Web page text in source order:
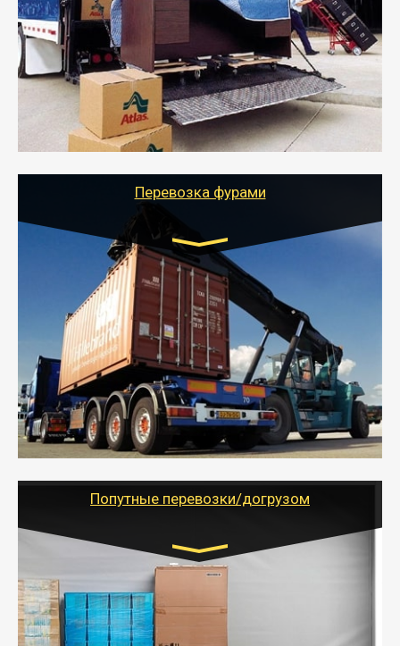
- Служебный или военный переезд может быть на
отдельном авто или догрузом (по меньшей
стоимости).
- Тайгер Логистик подберет автотранспорт, быстро и
качественно организует переезд к новому месту
службы или работы с гарантией сохранности груза и
оформлением документов, подтверждающих
Перевозка фурами
Транспорт:
Еврофура Тент от 5 до 10 тонн
грузоподъемность
от 10 000 руб. Возможен догруз
- Доставка фурой до 20 т возможна для больших
объемов грузов, упакованных в коробки, мешки,
паллеты и россыпью в самые отдаленные места
России с гарантией полной сохранности.
- Тайгер Логистик предоставляет услуги по
грузоперевозкам для физических и юридических лиц
Попутные перевозки/догрузом
Транспорт:
Газель (1,5 и 3 тонны), Бычок, Еврофура от 5 до
10 тонн
от 5000 руб. Возможен догруз